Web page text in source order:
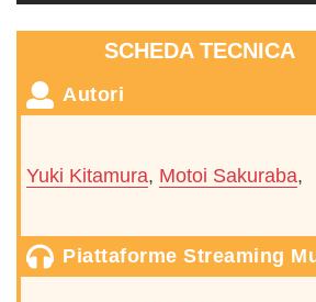
SCHEDA TECNICA
Autori
Yuki Kitamura, Motoi Sakuraba,
Piattaforme Streaming